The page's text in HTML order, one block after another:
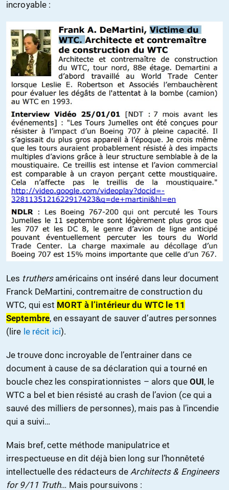
incroyable :
Les truthersaméricains ont inséré dans leur document
Franck DeMartini, contremaitre de construction du
WTC, qui est MORT à l’intérieur du WTC le 11
Septembre, en essayant de sauver d’autres personnes
(lire le récit ici).
Je trouve donc incroyable de l’entrainer dans ce
document à cause de sa déclaration qui a tourné en
boucle chez les conspirationnistes – alors que OUI, le
WTC a bel et bien résisté au crash de l’avion (ce qui a
sauvé des milliers de personnes), mais pas à l’incendie
qui a suivi…
Mais bref, cette méthode manipulatrice et
irrespectueuse en dit déjà bien long sur l’honnêteté
intellectuelle des rédacteurs deArchitects & Engineers
for 9/11 Truth… Mais poursuivons :